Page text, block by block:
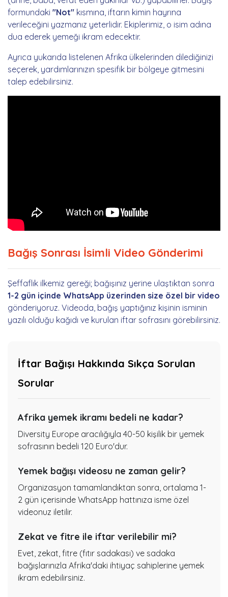
formundaki "Not" kısmına, iftarın kimin hayrına
verileceğini yazmanız yeterlidir. Ekiplerimiz, o isim adına
dua ederek yemeği ikram edecektir.
Ayrıca yukarıda listelenen Afrika ülkelerinden dilediğinizi
seçerek, yardımlarınızın spesifik bir bölgeye gitmesini
talep edebilirsiniz.
Bağış Sonrası İsimli Video Gönderimi
Şeffaflık ilkemiz gereği; bağışınız yerine ulaştıktan sonra
1-2 gün içinde WhatsApp üzerinden size özel bir video
gönderiyoruz. Videoda, bağış yaptığınız kişinin isminin
yazılı olduğu kağıdı ve kurulan iftar sofrasını görebilirsiniz.
İftar Bağışı Hakkında Sıkça Sorulan
Sorular
Afrika yemek ikramı bedeli ne kadar?
Diversity Europe aracılığıyla 40-50 kişilik bir yemek
sofrasının bedeli 120 Euro'dur.
Yemek bağışı videosu ne zaman gelir?
Organizasyon tamamlandıktan sonra, ortalama 1-
2 gün içerisinde WhatsApp hattınıza isme özel
videonuz iletilir.
Zekat ve fitre ile iftar verilebilir mi?
Evet, zekat, fitre (fıtır sadakası) ve sadaka
bağışlarınızla Afrika'daki ihtiyaç sahiplerine yemek
ikram edebilirsiniz.